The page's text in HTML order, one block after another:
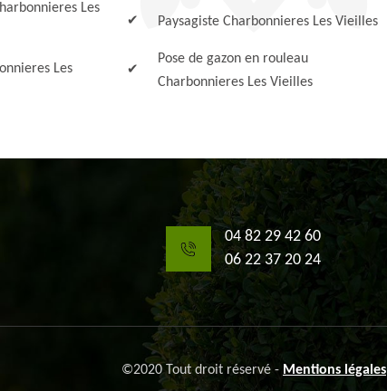
Les
Les
Paysagiste Charbonnieres Les Vieilles
Pose de gazon en rouleau
Charbonnieres Les Vieilles
04 82 29 42 60
06 22 37 20 24
©2020 Tout droit réservé - Mentions légales